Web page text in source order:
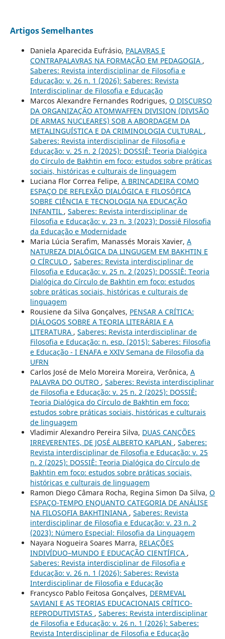
Artigos Semelhantes
Daniela Aparecida Eufrásio, PALAVRAS E
CONTRAPALAVRAS NA FORMAÇÃO EM PEDAGOGIA ,
Saberes: Revista interdisciplinar de Filosofia e
Educação: v. 26 n. 1 (2026): Saberes: Revista
Interdisciplinar de Filosofia e Educação
Marcos Alexandre Fernandes Rodrigues, O DISCURSO
DA ORGANIZAÇÃO ATOMWAFFEN DIVISION (DIVISÃO
DE ARMAS NUCLEARES) SOB A ABORDAGEM DA
METALINGUÍSTICA E DA CRIMINOLOGIA CULTURAL ,
Saberes: Revista interdisciplinar de Filosofia e
Educação: v. 25 n. 2 (2025): DOSSIÊ: Teoria Dialógica
do Círculo de Bakhtin em foco: estudos sobre práticas
sociais, históricas e culturais de linguagem
Luciana Flor Correa Felipe, A BRINCADEIRA COMO
ESPAÇO DE REFLEXÃO DIALÓGICA E FILOSÓFICA
SOBRE CIÊNCIA E TECNOLOGIA NA EDUCAÇÃO
INFANTIL , Saberes: Revista interdisciplinar de
Filosofia e Educação: v. 23 n. 3 (2023): Dossiê Filosofia
da Educação e Modernidade
Maria Lúcia Serafim, Manassés Morais Xavier, A
NATUREZA DIALÓGICA DA LINGUGEM EM BAKHTIN E
O CÍRCULO , Saberes: Revista interdisciplinar de
Filosofia e Educação: v. 25 n. 2 (2025): DOSSIÊ: Teoria
Dialógica do Círculo de Bakhtin em foco: estudos
sobre práticas sociais, históricas e culturais de
linguagem
Rousiene da Silva Gonçalves, PENSAR A CRÍTICA:
DIÁLOGOS SOBRE A TEORIA LITERÁRIA E A
LITERATURA , Saberes: Revista interdisciplinar de
Filosofia e Educação: n. esp. (2015): Saberes: Filosofia
e Educação - I ENAFA e XXIV Semana de Filosofia da
UFRN
Carlos José de Melo Moreira Moreira, Verônica, A
PALAVRA DO OUTRO , Saberes: Revista interdisciplinar
de Filosofia e Educação: v. 25 n. 2 (2025): DOSSIÊ:
Teoria Dialógica do Círculo de Bakhtin em foco:
estudos sobre práticas sociais, históricas e culturais
de linguagem
Vladimir Alexandro Pereira Silva, DUAS CANÇÕES
IRREVERENTES, DE JOSÉ ALBERTO KAPLAN , Saberes:
Revista interdisciplinar de Filosofia e Educação: v. 25
n. 2 (2025): DOSSIÊ: Teoria Dialógica do Círculo de
Bakhtin em foco: estudos sobre práticas sociais,
históricas e culturais de linguagem
Ramon Diego Câmara Rocha, Regina Simon Da Silva, O
ESPAÇO-TEMPO ENQUANTO CATEGORIA DE ANÁLISE
NA FILOSOFIA BAKHTINIANA , Saberes: Revista
interdisciplinar de Filosofia e Educação: v. 23 n. 2
(2023): Número Especial: Filosofia da Linguagem
Nayara Nogueira Soares Marra, RELAÇÕES
INDIVÍDUO–MUNDO E EDUCAÇÃO CIENTÍFICA ,
Saberes: Revista interdisciplinar de Filosofia e
Educação: v. 26 n. 1 (2026): Saberes: Revista
Interdisciplinar de Filosofia e Educação
Francysco Pablo Feitosa Gonçalves, DERMEVAL
SAVIANI E AS TEORIAS EDUCACIONAIS CRÍTICO-
REPRODUTIVISTAS , Saberes: Revista interdisciplinar
de Filosofia e Educação: v. 26 n. 1 (2026): Saberes:
Revista Interdisciplinar de Filosofia e Educação